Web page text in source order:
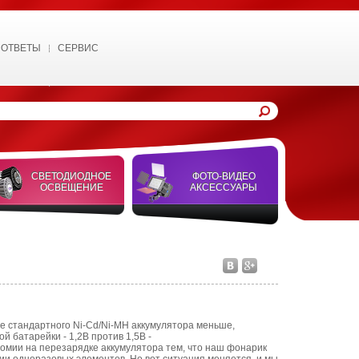
СЕРВИС
СВЕТОДИОДНОЕ
ОСВЕЩЕНИЕ
ФОТО-ВИДЕО
АКСЕССУАРЫ
Ni-Cd/Ni-MH аккумулятора меньше,
батарейки - 1,2В против 1,5В -
на перезарядке аккумулятора тем, что наш фонарик